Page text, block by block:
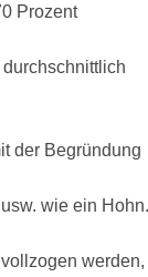
Prozent
der Begründung
wie ein Hohn.
werden,